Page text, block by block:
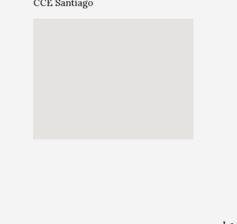
CCE Santiago